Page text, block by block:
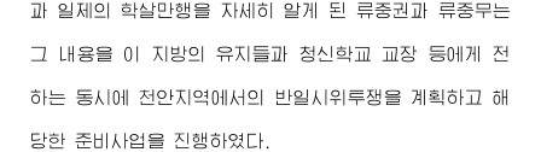
과 일제의 학살만행을 자세히 알게 된 류중권과 류중무는
그 내용을 이 지방의 유지들과 청신학교 교장 등에게 전
하는 동시에 천안지역에서의 반일시위투쟁을 계획하고 해
당한 준비사업을 진행하였다.